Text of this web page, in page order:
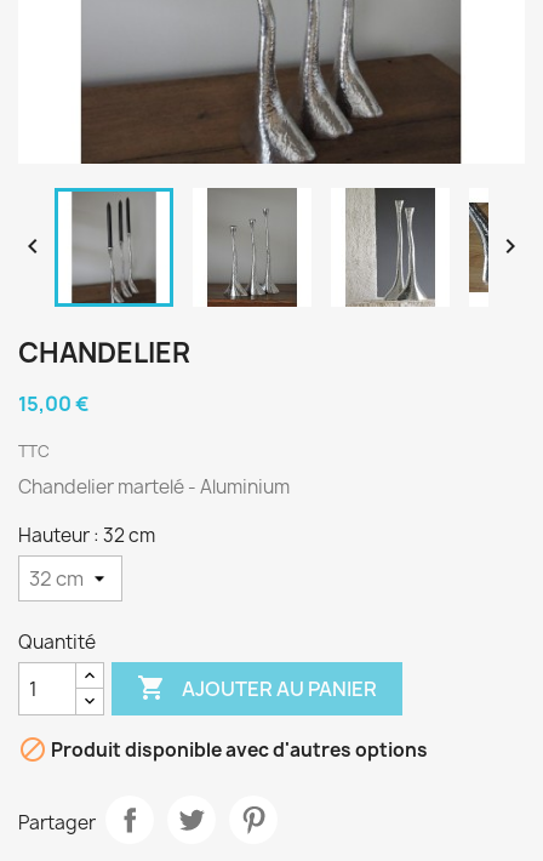
 
CHANDELIER
15,00 €
TTC
Chandelier martelé - Aluminium
Hauteur : 32 cm
Quantité
 AJOUTER AU PANIER
 Produit disponible avec d'autres options
Partager